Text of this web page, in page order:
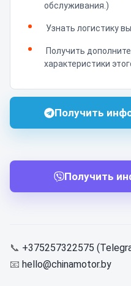
обслуживания.)
Узнать логистику
Получить
характеристики
Получить
Получить
📞 +375257322575
📧 hello@chinamotor.by